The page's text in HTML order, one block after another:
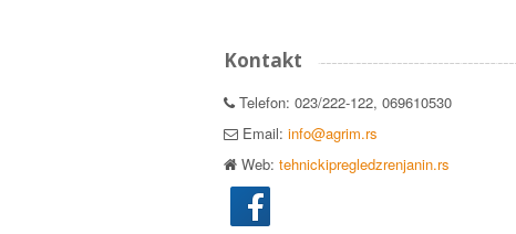
Kontakt
Telefon: 023/222-122, 069610530
Email: info@agrim.rs
Web: tehnickipregledzrenjanin.rs